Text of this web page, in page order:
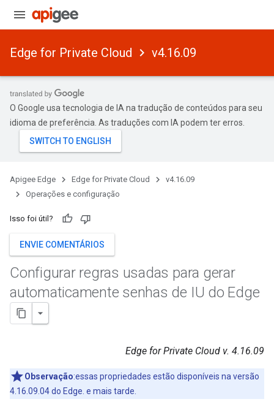
Edge for Private Cloud v4.16.09
O Google usa tecnologia de IA na tradução de conteúdos para seu
idioma de preferência. As traduções com IA podem ter erros.
Apigee Edge Edge for Private Cloud
v4.16.09
Operações e configuração
Isso foi útil?
ENVIE COMENTÁRIOS
Configurar regras usadas para gerar
automaticamente senhas de IU do Edge
Edge for Private Cloud v. 4.16.09
Observação:essas propriedades estão disponíveis na versão
4.16.09.04 do Edge. e mais tarde.